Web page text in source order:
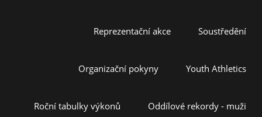
Reprezentační akce Soustředění
Organizační pokyny Youth Athletics
Roční tabulky výkonů Oddílové rekordy - muži